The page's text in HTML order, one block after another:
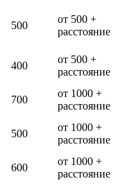
500
от 500 +
расстояние
400
от 500 +
расстояние
700
от 1000 +
расстояние
500
от 1000 +
расстояние
600
от 1000 +
расстояние